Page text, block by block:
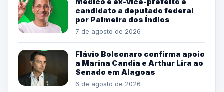
candidato a deputado federal
por Palmeira dos Índios
7 de agosto de 2026
Flávio Bolsonaro confirma apoio
a Marina Candia e Arthur Lira ao
Senado em Alagoas
6 de agosto de 2026